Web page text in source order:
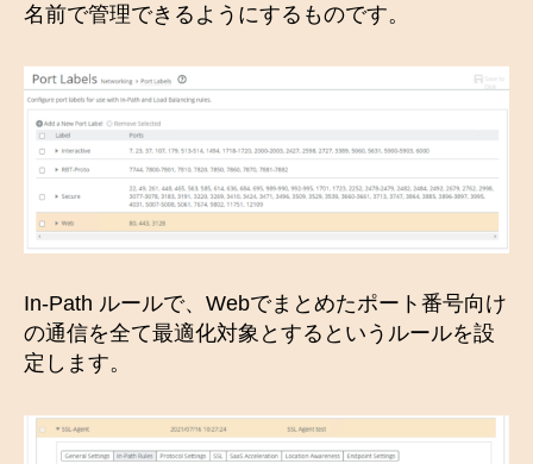
名前で管理できるようにするものです。
In-Path ルールで、Webでまとめたポート番号向け
の通信を全て最適化対象とするというルールを設
定します。